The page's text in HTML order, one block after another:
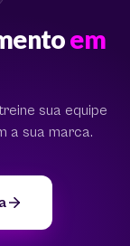
em
sua equipe
a sua marca.